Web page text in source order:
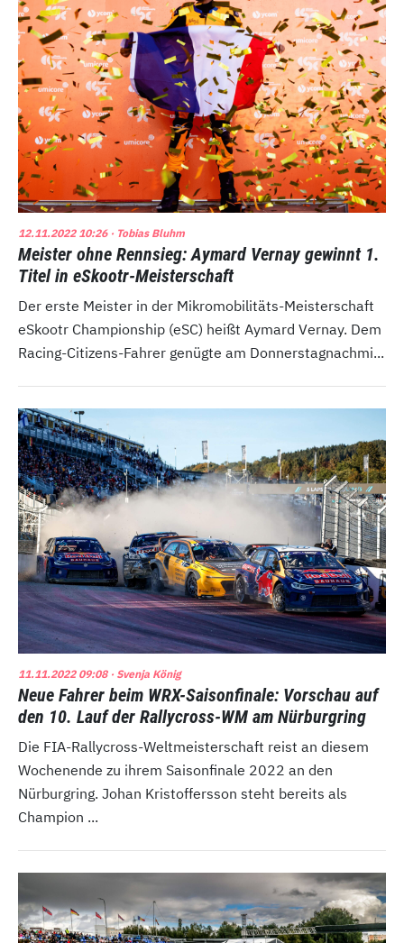
12.11.2022 10:26· Tobias Bluhm
Meister ohne Rennsieg: Aymard Vernay gewinnt 1.
Titel in eSkootr-Meisterschaft
Der erste Meister in der Mikromobilitäts-Meisterschaft
eSkootr Championship (eSC) heißt Aymard Vernay. Dem
Racing-Citizens-Fahrer genügte am Donnerstagnachmi...
11.11.2022 09:08· Svenja König
Neue Fahrer beim WRX-Saisonfinale: Vorschau auf
den 10. Lauf der Rallycross-WM am Nürburgring
Die FIA-Rallycross-Weltmeisterschaft reist an diesem
Wochenende zu ihrem Saisonfinale 2022 an den
Nürburgring. Johan Kristoffersson steht bereits als
Champion ...